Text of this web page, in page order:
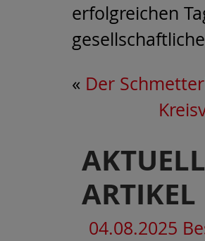
erfolgreichen
« Der
ARTIKEL
04.08.2025